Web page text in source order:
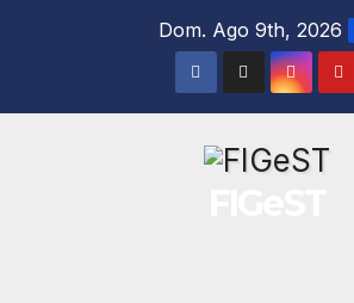
Dom. Ago 9th, 2026